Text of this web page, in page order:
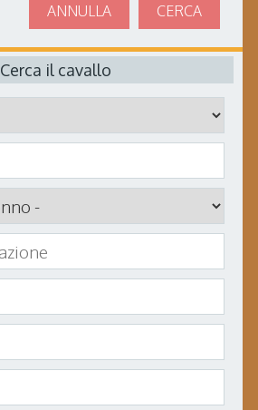
CERCA
ANNULLA
Cerca il cavallo